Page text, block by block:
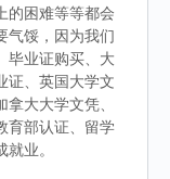
的困难等等都会
气馁，因为我们
毕业证购买、大
证、英国大学文
大大学文凭、
育部认证、留学
业。